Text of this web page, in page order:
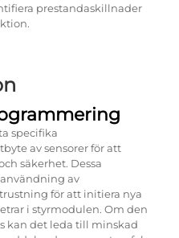
prestandaskillnader
specifika
av sensorer för att
säkerhet. Dessa
av
för att initiera nya
i styrmodulen. Om den
kan det leda till minskad